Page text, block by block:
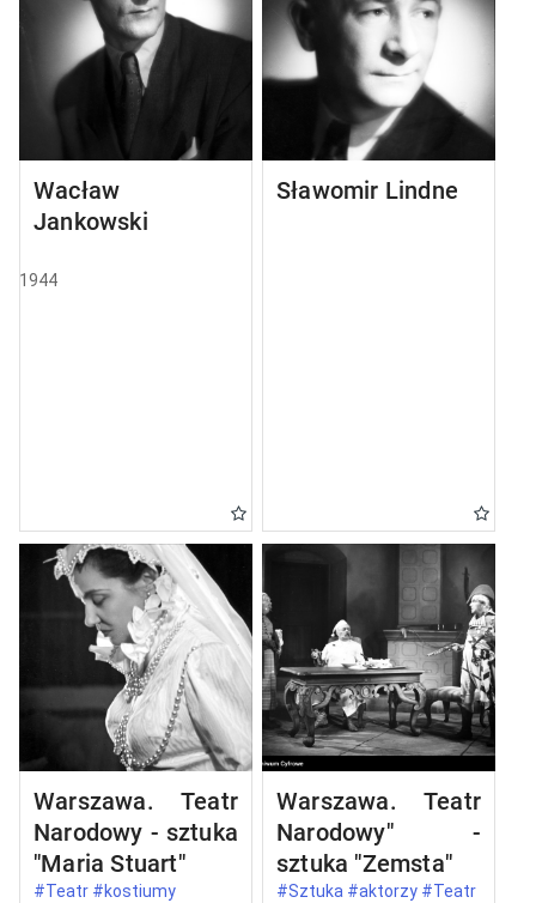
Wacław
Jankowski
1944
Sławomir Lindner
Warszawa. Teatr
Narodowy - sztuka
"Maria Stuart"
#Teatr #kostiumy
Warszawa. Teatr
Narodowy" -
sztuka "Zemsta"
#Sztuka #aktorzy #Teatr